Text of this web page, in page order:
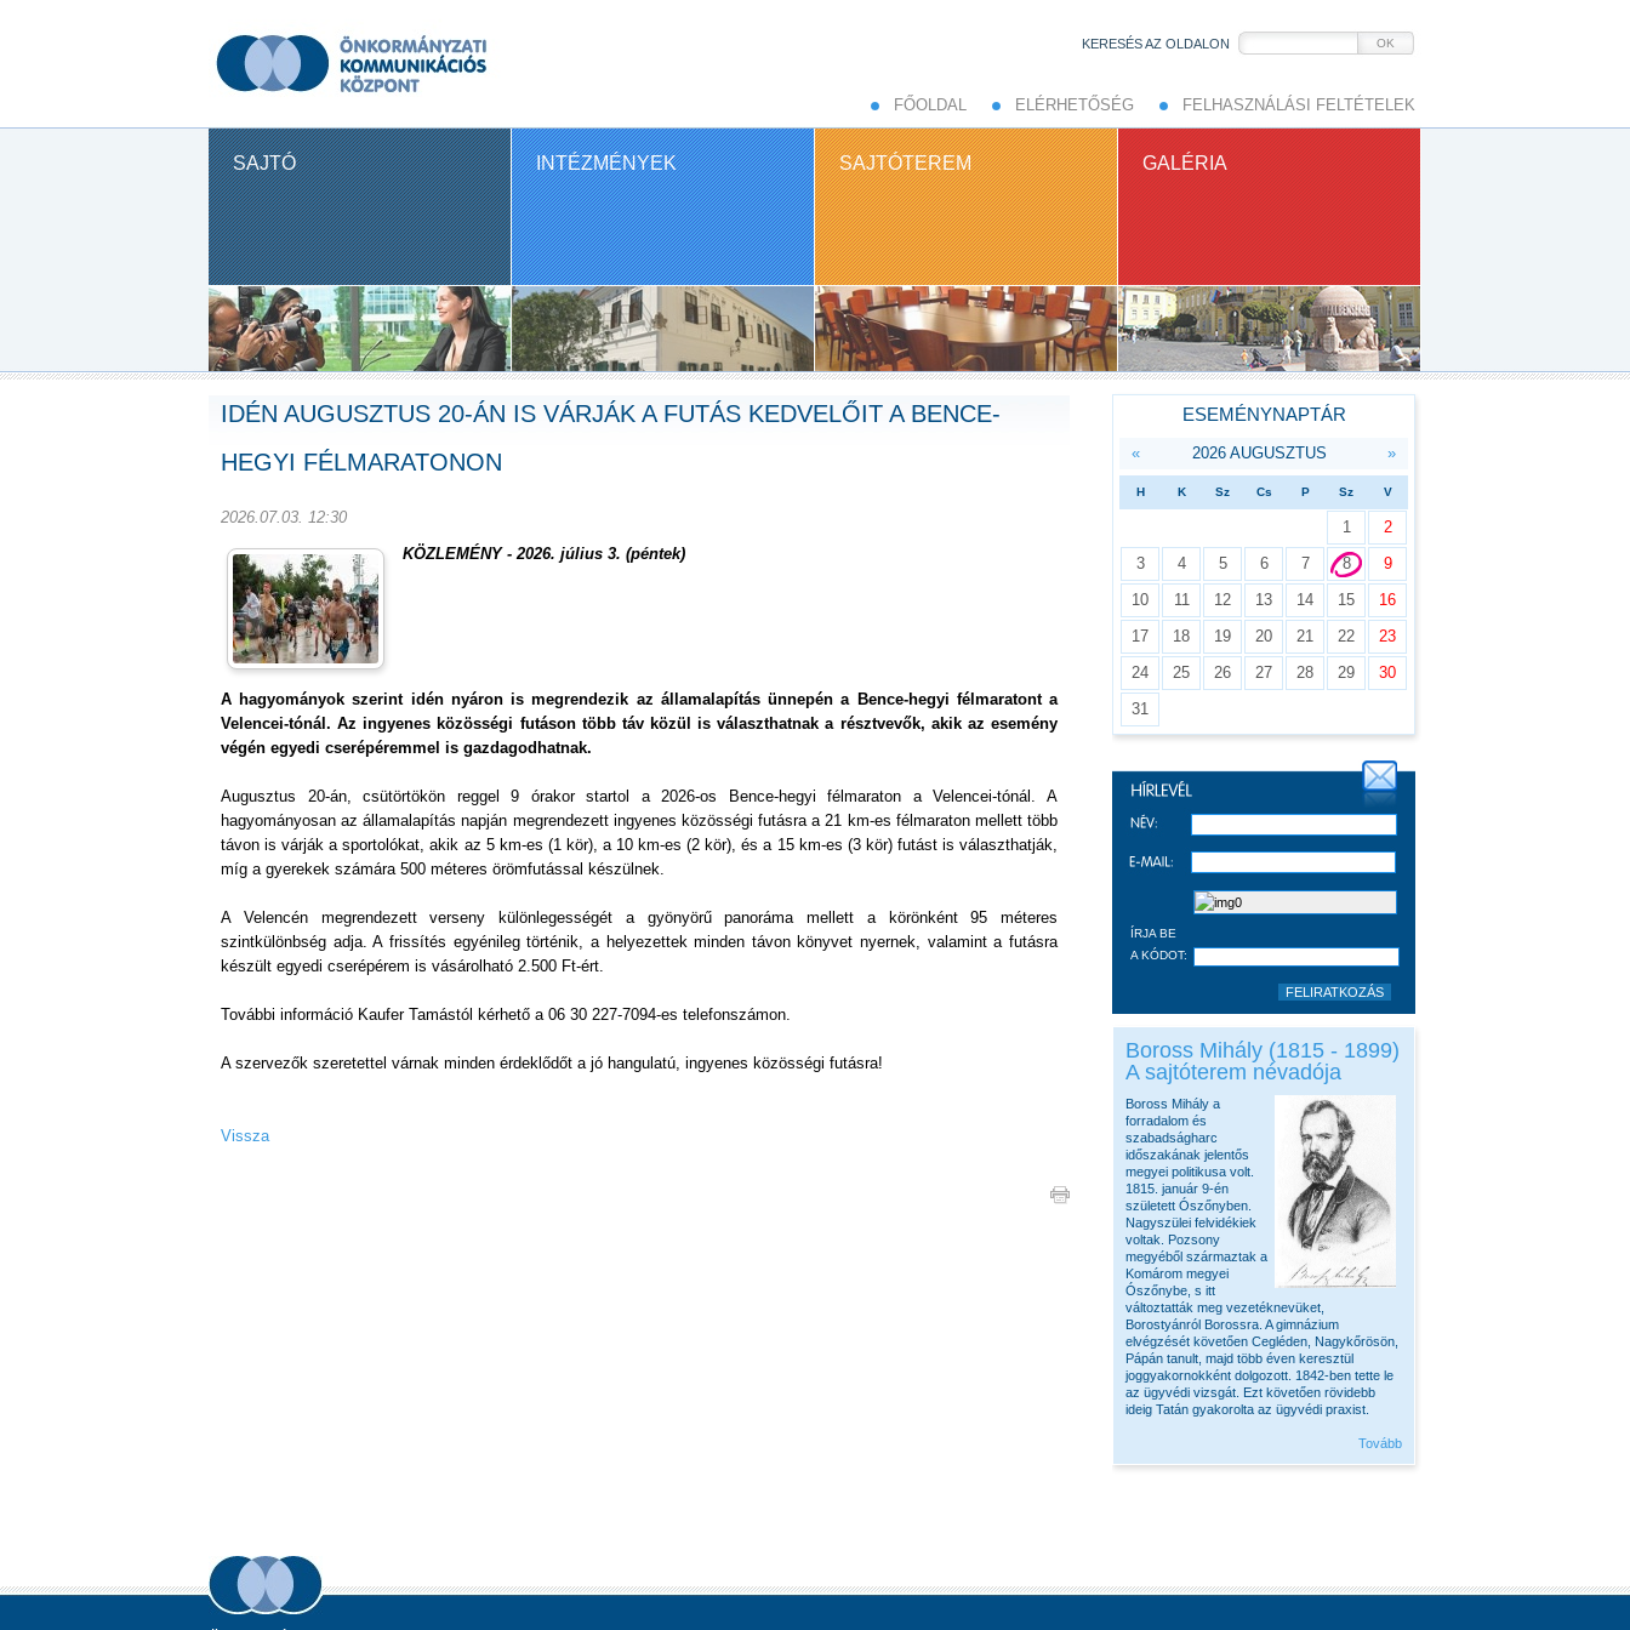
KERESÉS AZ OLDALON OK
FŐOLDAL ELÉRHETŐSÉG FELHASZNÁLÁSI FELTÉTELEK
SAJTÓ INTÉZMÉNYEK SAJTÓTEREM GALÉRIA
IDÉN AUGUSZTUS 20-ÁN IS VÁRJÁK A FUTÁS KEDVELŐIT A BENCE-
HEGYI FÉLMARATONON
2026.07.03. 12:30
KÖZLEMÉNY - 2026. július 3. (péntek)
A hagyományok szerint idén nyáron is megrendezik az államalapítás ünnepén a Bence-hegyi félmaratont a
Velencei-tónál. Az ingyenes közösségi futáson több táv közül is választhatnak a résztvevők, akik az esemény
végén egyedi cserépéremmel is gazdagodhatnak.
Augusztus 20-án, csütörtökön reggel 9 órakor startol a 2026-os Bence-hegyi félmaraton a Velencei-tónál. A
hagyományosan az államalapítás napján megrendezett ingyenes közösségi futásra a 21 km-es félmaraton mellett több
távon is várják a sportolókat, akik az 5 km-es (1 kör), a 10 km-es (2 kör), és a 15 km-es (3 kör) futást is választhatják,
míg a gyerekek számára 500 méteres örömfutással készülnek.
A Velencén megrendezett verseny különlegességét a gyönyörű panoráma mellett a körönként 95 méteres
szintkülönbség adja. A frissítés egyénileg történik, a helyezettek minden távon könyvet nyernek, valamint a futásra
készült egyedi cserépérem is vásárolható 2.500 Ft-ért.
További információ Kaufer Tamástól kérhető a 06 30 227-7094-es telefonszámon.
A szervezők szeretettel várnak minden érdeklődőt a jó hangulatú, ingyenes közösségi futásra!
Vissza
ESEMÉNYNAPTÁR
« 2026 AUGUSZTUS »
H K Sz Cs P Sz V
1
2
3
4 5 6 7 8
9
10
11 12 13 14 15
16
17
18 19 20 21 22
23
24
25 26 27 28 29
30
31
ÍRJA BE
A KÓDOT:
Boross Mihály (1815 - 1899)
A sajtóterem névadója
Boross Mihály a
forradalom és
szabadságharc
időszakának jelentős
megyei politikusa volt.
1815. január 9-én
született Ószőnyben.
Nagyszülei felvidékiek
voltak. Pozsony
megyéből származtak a
Komárom megyei
Ószőnybe, s itt
változtatták meg vezetéknevüket,
Borostyánról Borossra. A gimnázium
elvégzését követően Cegléden, Nagykőrösön,
Pápán tanult, majd több éven keresztül
joggyakornokként dolgozott. 1842-ben tette le
az ügyvédi vizsgát. Ezt követően rövidebb
ideig Tatán gyakorolta az ügyvédi praxist.
Tovább